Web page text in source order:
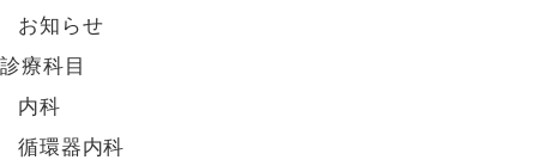
お知らせ
診療科目
内科
循環器内科